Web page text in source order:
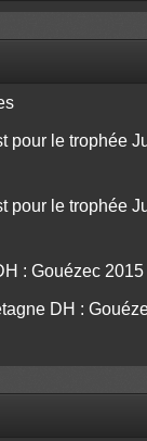
pour le trophée
pour le trophée
: Gouézec 2015
DH :